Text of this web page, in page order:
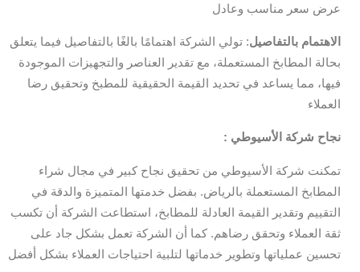
عرض سعر مناسب وعادل
الاهتمام بالتفاصيل: تولي الشركة اهتمامًا بالغًا بالتفاصيل فيما يتعلق
بحالة المطابخ المستعملة، مع تقدير العناصر والتجهيزات الموجودة
فيها، مما يساعد في تحديد القيمة الحقيقية للمطبخ وتحقيق رضا
العملاء
: نجاح شركة الأسيوطي
تمكنت شركة الأسيوطي من تحقيق نجاح كبير في مجال شراء
المطابخ المستعملة بالرياض. بفضل خدمتها المتميزة والدقة في
التقييم وتقدير القيمة العادلة للمطابخ، استطاعت الشركة أن تكسب
ثقة العملاء وتحقق رضاهم. كما أن الشركة تعمل بشكل جاد على
تحسين عملياتها وتطوير خدماتها لتلبية احتياجات العملاء بشكل أفضل